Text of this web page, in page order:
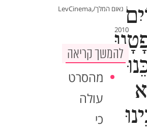
| נאום המלך/LevCinema,
2010
להמשך קריאה
מהסרט
עולה
כי